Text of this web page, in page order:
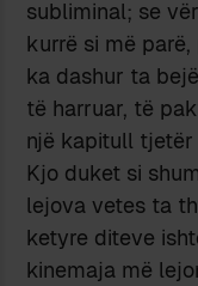
subliminal; se
kurrë si më
ka dashur ta
të harruar, të
një kapitull tjetër
Kjo duket si
lejova vetes ta
ketyre diteve
kinemaja më